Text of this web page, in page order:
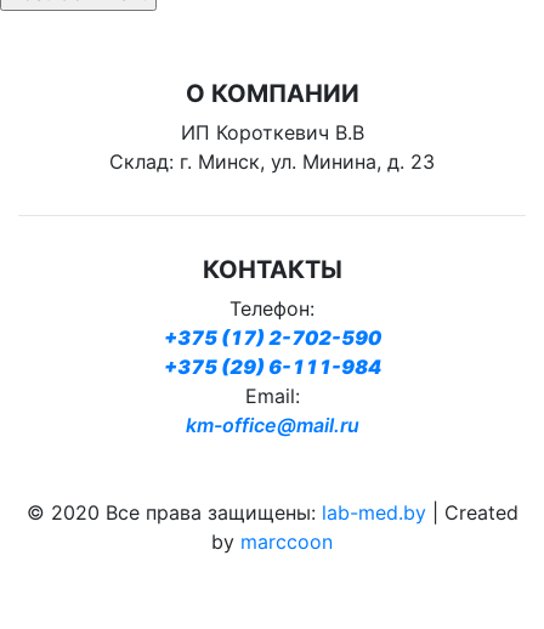
О КОМПАНИИ
ИП Короткевич В.В
Склад: г. Минск, ул. Минина, д. 23
КОНТАКТЫ
Телефон:
+375 (17) 2-702-590
+375 (29) 6-111-984
Email:
km-office@mail.ru
© 2020 Все права защищены: lab-med.by| Created
by marccoon